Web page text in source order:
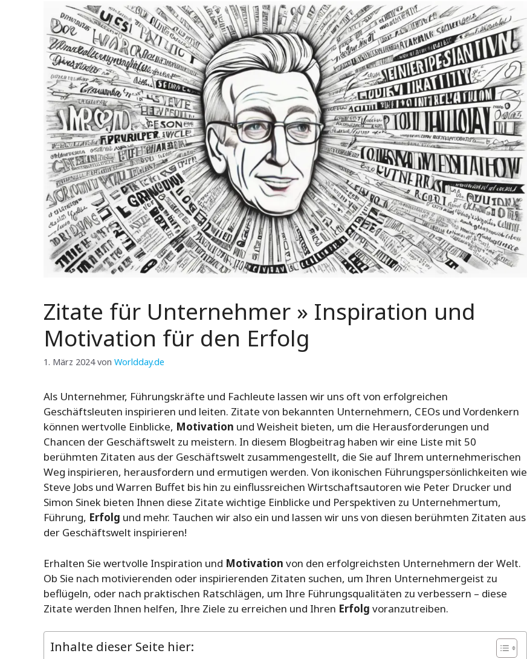
Zitate für Unternehmer » Inspiration und
Motivation für den Erfolg
1. März 2024 von Worldday.de
Als Unternehmer, Führungskräfte und Fachleute lassen wir uns oft von erfolgreichen
Geschäftsleuten inspirieren und leiten. Zitate von bekannten Unternehmern, CEOs und Vordenkern
können wertvolle Einblicke, Motivation und Weisheit bieten, um die Herausforderungen und
Chancen der Geschäftswelt zu meistern. In diesem Blogbeitrag haben wir eine Liste mit 50
berühmten Zitaten aus der Geschäftswelt zusammengestellt, die Sie auf Ihrem unternehmerischen
Weg inspirieren, herausfordern und ermutigen werden. Von ikonischen Führungspersönlichkeiten wie
Steve Jobs und Warren Buffet bis hin zu einflussreichen Wirtschaftsautoren wie Peter Drucker und
Simon Sinek bieten Ihnen diese Zitate wichtige Einblicke und Perspektiven zu Unternehmertum,
Führung, Erfolg und mehr. Tauchen wir also ein und lassen wir uns von diesen berühmten Zitaten aus
der Geschäftswelt inspirieren!
Erhalten Sie wertvolle Inspiration und Motivation von den erfolgreichsten Unternehmern der Welt.
Ob Sie nach motivierenden oder inspirierenden Zitaten suchen, um Ihren Unternehmergeist zu
beflügeln, oder nach praktischen Ratschlägen, um Ihre Führungsqualitäten zu verbessern – diese
Zitate werden Ihnen helfen, Ihre Ziele zu erreichen und Ihren Erfolg voranzutreiben.
Inhalte dieser Seite hier: